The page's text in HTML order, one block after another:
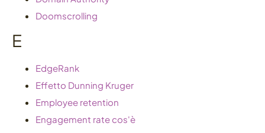
Doomscrolling
E
EdgeRank
Effetto Dunning Kruger
Employee retention
Engagement rate cos'è